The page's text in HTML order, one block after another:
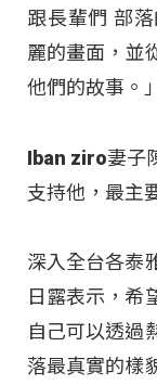
跟長輩們 部
麗的畫面，並
他們的故事。」
Iban ziro妻子
支持他，最主
深入全台各泰
日露表示，希
自己可以透過
落最真實的樣